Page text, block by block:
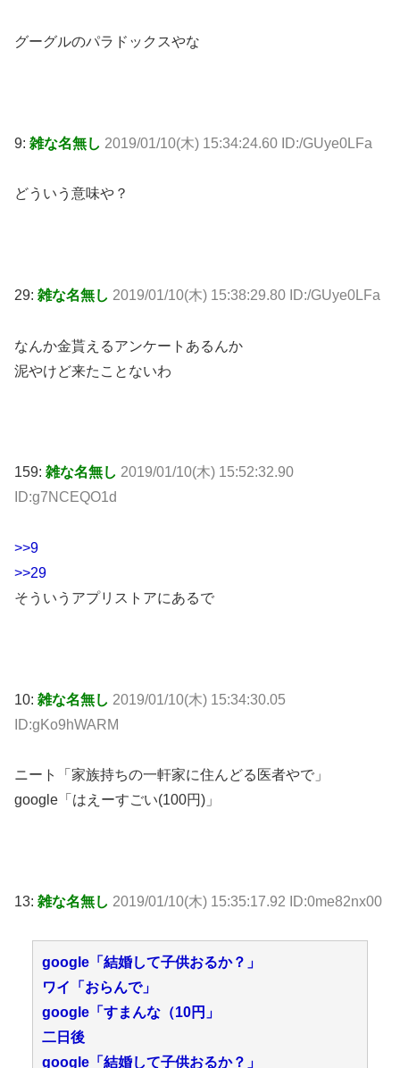
グーグルのパラドックスやな
9: 雑な名無し 2019/01/10(木) 15:34:24.60 ID:/GUye0LFa
どういう意味や？
29: 雑な名無し 2019/01/10(木) 15:38:29.80 ID:/GUye0LFa
なんか金貰えるアンケートあるんか
泥やけど来たことないわ
159: 雑な名無し 2019/01/10(木) 15:52:32.90
ID:g7NCEQO1d
>>9
>>29
そういうアプリストアにあるで
10: 雑な名無し 2019/01/10(木) 15:34:30.05
ID:gKo9hWARM
ニート「家族持ちの一軒家に住んどる医者やで」
google「はえーすごい(100円)」
13: 雑な名無し 2019/01/10(木) 15:35:17.92 ID:0me82nx00
google「結婚して子供おるか？」
ワイ「おらんで」
google「すまんな（10円」
二日後
google「結婚して子供おるか？」